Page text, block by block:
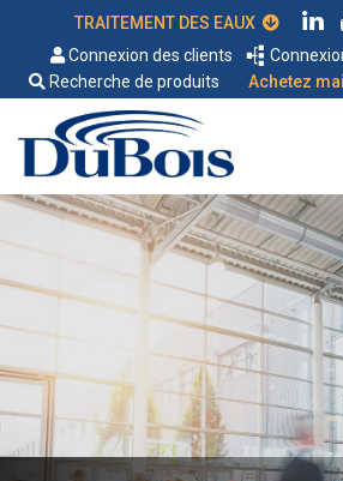
Connexion des clients
Recherche de produits
Achetez